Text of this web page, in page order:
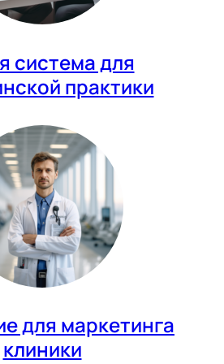
система для
практики
для маркетинга
клиники